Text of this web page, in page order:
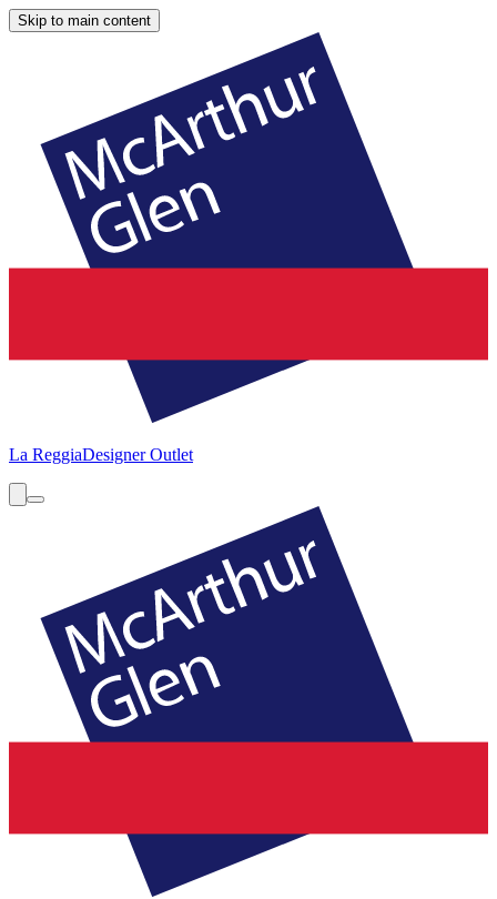
Skip to main content
La ReggiaDesigner Outlet